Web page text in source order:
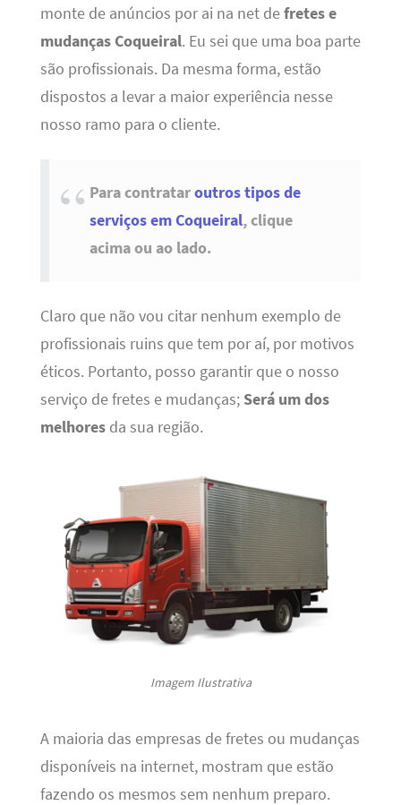
monte de anúncios por ai na net defretes e
mudanças Coqueiral. Eu sei que uma boa parte
são profissionais. Da mesma forma, estão
dispostos a levar a maior experiência nesse
nosso ramo para o cliente.
Para contrataroutros tipos de
serviços em Coqueiral, clique
acima ou ao lado.
Claro que não vou citar nenhum exemplo de
profissionais ruins que tem por aí, por motivos
éticos. Portanto, posso garantir que o nosso
serviço de fretes e mudanças; Será um dos
melhoresda sua região.
Imagem Ilustrativa
A maioria das empresas de fretes ou mudanças
disponíveis na internet, mostram que estão
fazendo os mesmos sem nenhum preparo.